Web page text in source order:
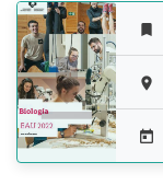



